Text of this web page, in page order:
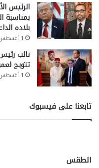
الرئيس
بمناسبة
بلاده
1 أغسطس، 2026
نائب
تتويج
1 أغسطس، 2026
تابعنا على فيسبوك
الطقس